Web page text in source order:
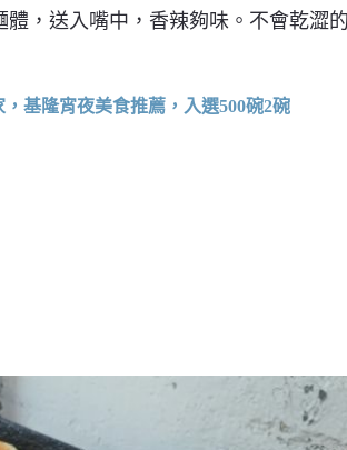
，送入嘴中，香辣夠味。不會乾澀
基隆宵夜美食推薦，入選500碗2碗